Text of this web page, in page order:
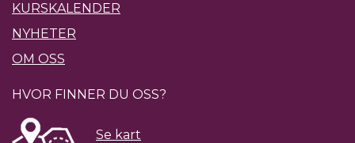
KURSKALENDER
NYHETER
OM OSS
HVOR FINNER DU OSS?
Se kart